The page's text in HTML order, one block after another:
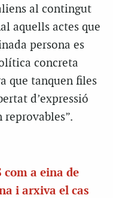
al contingut
aquells actes que
persona es
concreta
que tanquen files
d’expressió
reprovables”.
com a eina de
i arxiva el cas